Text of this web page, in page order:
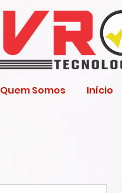
Quem Somos Início